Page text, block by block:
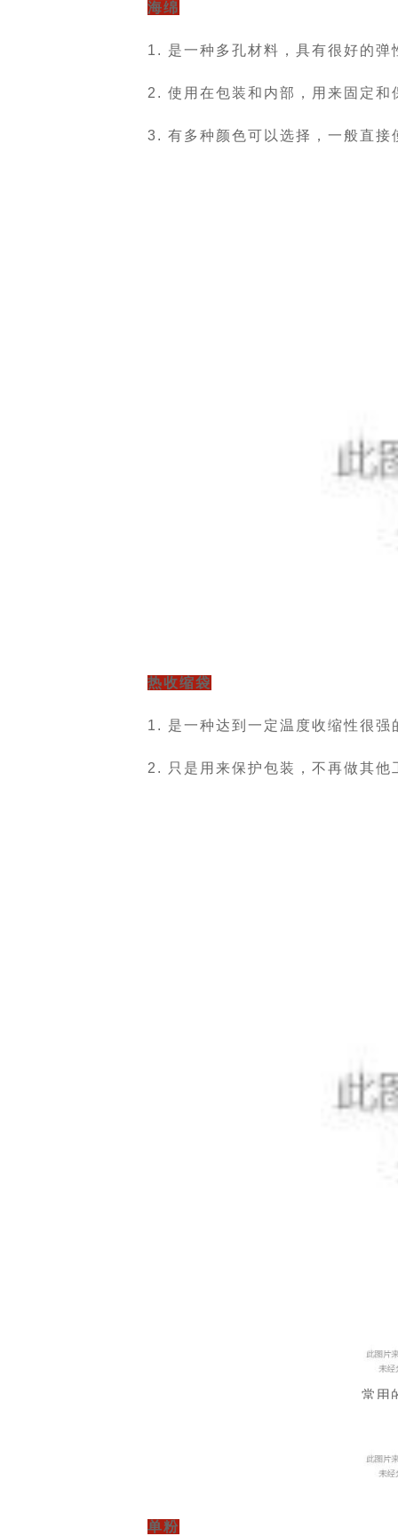
海绵
1. 是一种多孔材料，具有很好的
2. 使用在包装和内部，用来固定和
3. 有多种颜色可以选择，一般直接
热收缩袋
1. 是一种达到一定温度收缩性很
2. 只是用来保护包装，不再做其他
常用
单粉